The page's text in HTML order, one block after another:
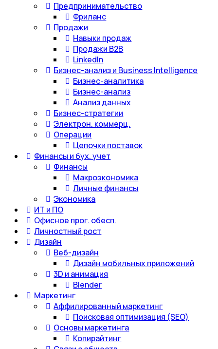
Предпринимательство
Фриланс
Продажи
Навыки продаж
Продажи B2B
LinkedIn
Бизнес-анализ и Business Intelligence
Бизнес-аналитика
Бизнес-анализ
Анализ данных
Бизнес-стратегии
Электрон. коммерц.
Операции
Цепочки поставок
Финансы и бух. учет
Финансы
Макроэкономика
Личные финансы
Экономика
ИТ и ПО
Офисное прог. обесп.
Личностный рост
Дизайн
Веб-дизайн
Дизайн мобильных приложений
3D и анимация
Blender
Маркетинг
Аффилированный маркетинг
Поисковая оптимизация (SEO)
Основы маркетинга
Копирайтинг